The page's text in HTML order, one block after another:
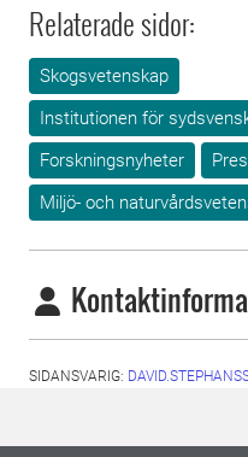
Relaterade sidor:
Skogsvetenskap
Institutionen för
Forskningsnyheter
Miljö- och
SIDANSVARIG: